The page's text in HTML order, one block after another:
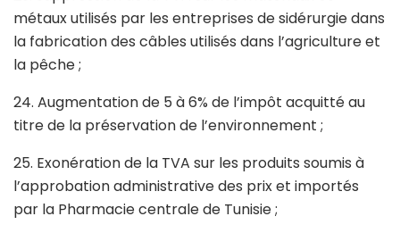
métaux utilisés par les entreprises de sidérurgie dans
la fabrication des câbles utilisés dans l’agriculture et
la pêche ;
24. Augmentation de 5 à 6% de l’impôt acquitté au
titre de la préservation de l’environnement ;
25. Exonération de la TVA sur les produits soumis à
l’approbation administrative des prix et importés
par la Pharmacie centrale de Tunisie ;